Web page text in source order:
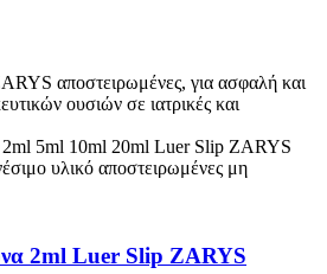
2ml Luer Slip ZARYS